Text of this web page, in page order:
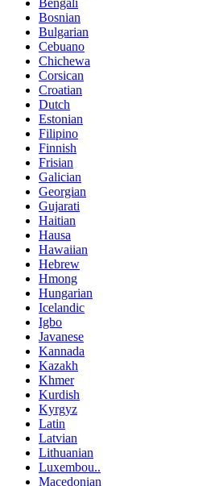
Bosnian
Bulgarian
Cebuano
Chichewa
Corsican
Croatian
Dutch
Estonian
Filipino
Finnish
Frisian
Galician
Georgian
Gujarati
Haitian
Hausa
Hawaiian
Hebrew
Hmong
Hungarian
Icelandic
Igbo
Javanese
Kannada
Kazakh
Khmer
Kurdish
Kyrgyz
Latin
Latvian
Lithuanian
Luxembou..
Macedonian